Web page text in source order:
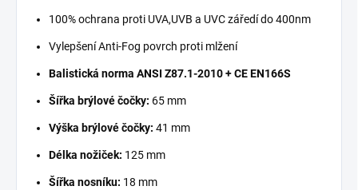
100% ochrana proti UVA,UVB a UVC záředí do 400nm
Vylepšení Anti-Fog povrch proti mlžení
Balistická norma ANSI Z87.1-2010 + CE EN166S
Šířka brýlové čočky: 65 mm
Výška brýlové čočky: 41 mm
Délka nožiček: 125 mm
Šířka nosníku: 18 mm